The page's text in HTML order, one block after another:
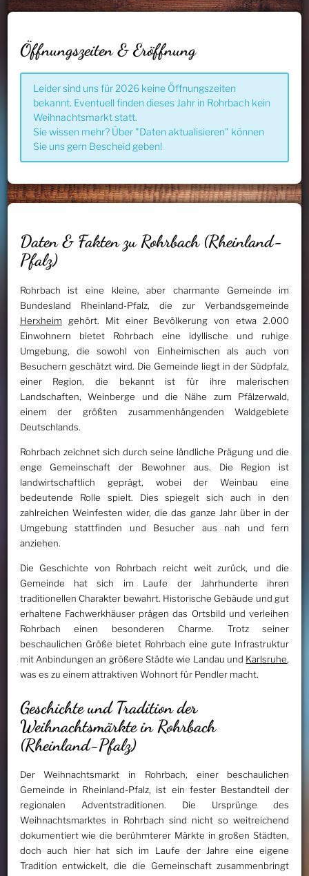
Öffnungszeiten & Eröffnung
Leider sind uns für 2026 keine Öffnungszeiten
bekannt. Eventuell finden dieses Jahr in Rohrbach kein
Weihnachtsmarkt statt.
Sie wissen mehr? Über "Daten aktualisieren" können
Sie uns gern Bescheid geben!
Daten & Fakten zu Rohrbach (Rheinland-
Pfalz)
Rohrbach ist eine kleine, aber charmante Gemeinde im
Bundesland Rheinland-Pfalz, die zur Verbandsgemeinde
Herxheim gehört. Mit einer Bevölkerung von etwa 2.000
Einwohnern bietet Rohrbach eine idyllische und ruhige
Umgebung, die sowohl von Einheimischen als auch von
Besuchern geschätzt wird. Die Gemeinde liegt in der Südpfalz,
einer Region, die bekannt ist für ihre malerischen
Landschaften, Weinberge und die Nähe zum Pfälzerwald,
einem der größten zusammenhängenden Waldgebiete
Deutschlands.
Rohrbach zeichnet sich durch seine ländliche Prägung und die
enge Gemeinschaft der Bewohner aus. Die Region ist
landwirtschaftlich geprägt, wobei der Weinbau eine
bedeutende Rolle spielt. Dies spiegelt sich auch in den
zahlreichen Weinfesten wider, die das ganze Jahr über in der
Umgebung stattfinden und Besucher aus nah und fern
anziehen.
Die Geschichte von Rohrbach reicht weit zurück, und die
Gemeinde hat sich im Laufe der Jahrhunderte ihren
traditionellen Charakter bewahrt. Historische Gebäude und gut
erhaltene Fachwerkhäuser prägen das Ortsbild und verleihen
Rohrbach einen besonderen Charme. Trotz seiner
beschaulichen Größe bietet Rohrbach eine gute Infrastruktur
mit Anbindungen an größere Städte wie Landau und Karlsruhe,
was es zu einem attraktiven Wohnort für Pendler macht.
Geschichte und Tradition der
Weihnachtsmärkte in Rohrbach
(Rheinland-Pfalz)
Der Weihnachtsmarkt in Rohrbach, einer beschaulichen
Gemeinde in Rheinland-Pfalz, ist ein fester Bestandteil der
regionalen Adventstraditionen. Die Ursprünge des
Weihnachtsmarktes in Rohrbach sind nicht so weitreichend
dokumentiert wie die berühmterer Märkte in großen Städten,
doch auch hier hat sich im Laufe der Jahre eine eigene
Tradition entwickelt, die die Gemeinschaft zusammenbringt